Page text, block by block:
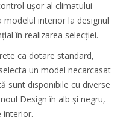
ușor al climatului
interior la designul
în realizarea selecției.
ca dotare standard,
un model necarcasat
sunt disponibile cu diverse
Design în alb și negru,
interior.